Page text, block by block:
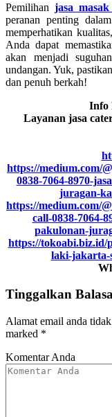
Pemilihan jasa
peranan penting
memperhatikan
Anda dapat
akan menjadi
undangan. Yuk,
dan penuh berkah!
Info
Layanan jasa
https://medium.com/
0838-7064-8970-
juragan-
https://medium.com/
call-0838-7064-
pakulonan-
https://tokoabi.biz.id/
laki-jakarta-
Tinggalkan
Alamat email anda
marked *
Komentar Anda